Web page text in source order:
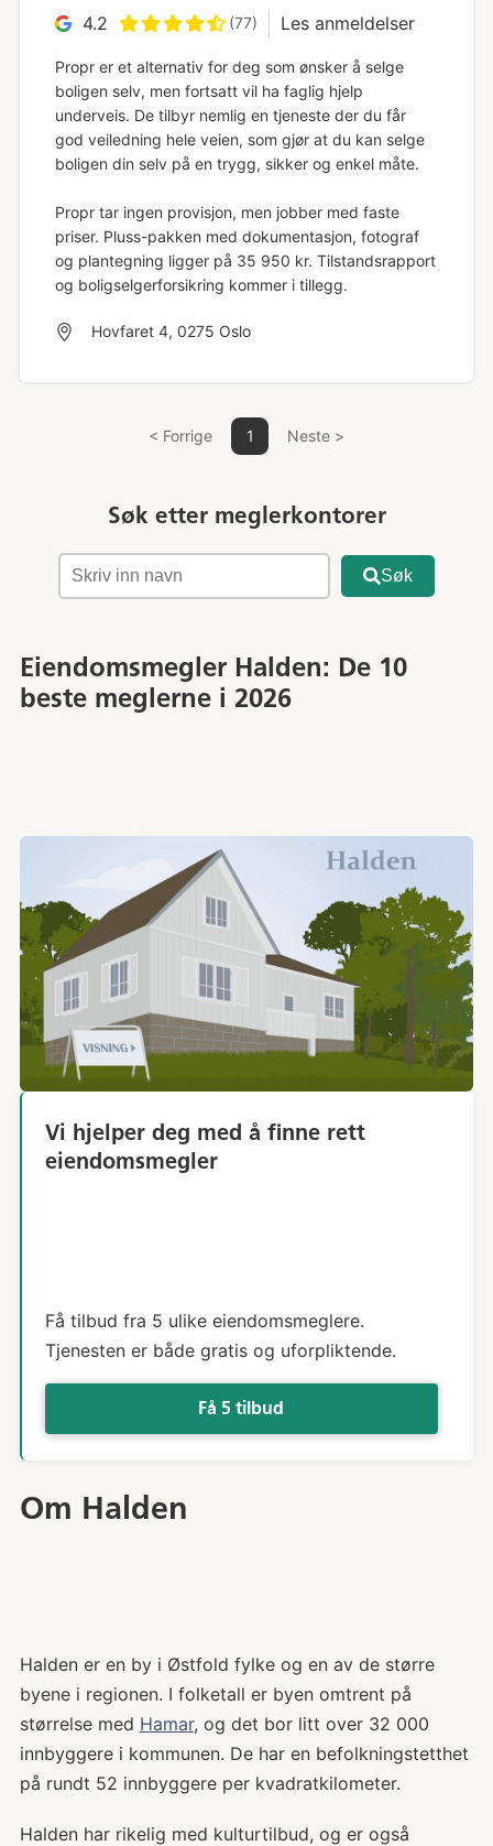
4.2 (77) Les anmeldelser
Propr er et alternativ for deg som ønsker å selge
boligen selv, men fortsatt vil ha faglig hjelp
underveis. De tilbyr nemlig en tjeneste der du får
god veiledning hele veien, som gjør at du kan selge
boligen din selv på en trygg, sikker og enkel måte.
Propr tar ingen provisjon, men jobber med faste
priser. Pluss-pakken med dokumentasjon, fotograf
og plantegning ligger på 35 950 kr. Tilstandsrapport
og boligselgerforsikring kommer i tillegg.
Hovfaret 4, 0275 Oslo
< Forrige 1 Neste >
Søk etter meglerkontorer
Søk
Eiendomsmegler Halden: De 10
beste meglerne i 2026
Vi hjelper deg med å finne rett
eiendomsmegler
Få tilbud fra 5 ulike eiendomsmeglere.
Tjenesten er både gratis og uforpliktende.
Få 5 tilbud
Om Halden
Halden er en by i Østfold fylke og en av de større
byene i regionen. I folketall er byen omtrent på
størrelse med Hamar, og det bor litt over 32 000
innbyggere i kommunen. De har en befolkningstetthet
på rundt 52 innbyggere per kvadratkilometer.
Halden har rikelig med kulturtilbud, og er også